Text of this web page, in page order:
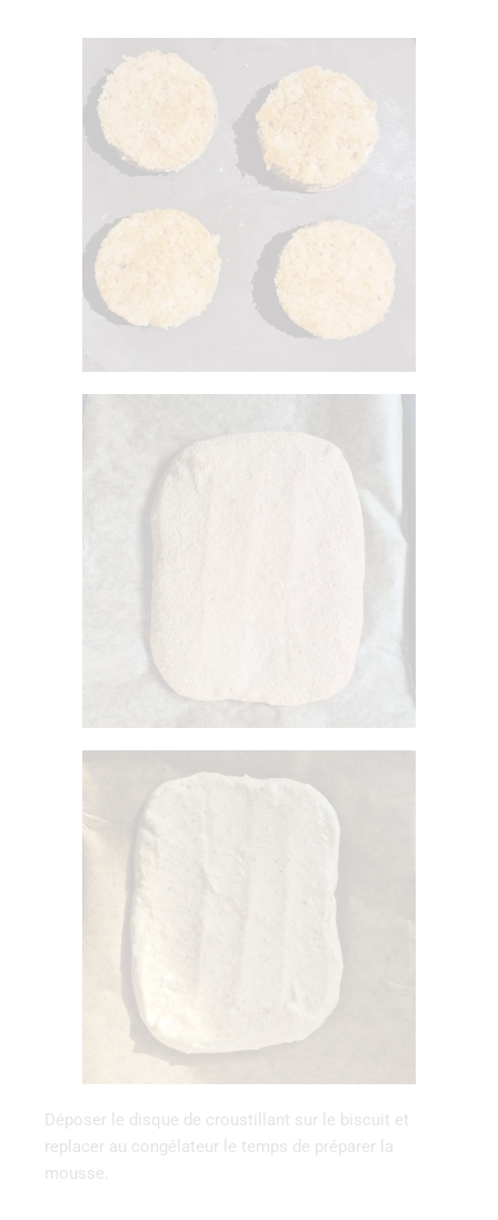
Déposer le disque de croustillant sur le biscuit et
replacer au congélateur le temps de préparer la
mousse.